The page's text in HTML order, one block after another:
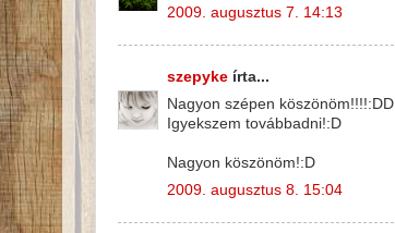
2009. augusztus 7. 14:13
szepyke írta...
Nagyon szépen köszönöm!!!!:DD
Igyekszem továbbadni!:D
Nagyon köszönöm!:D
2009. augusztus 8. 15:04